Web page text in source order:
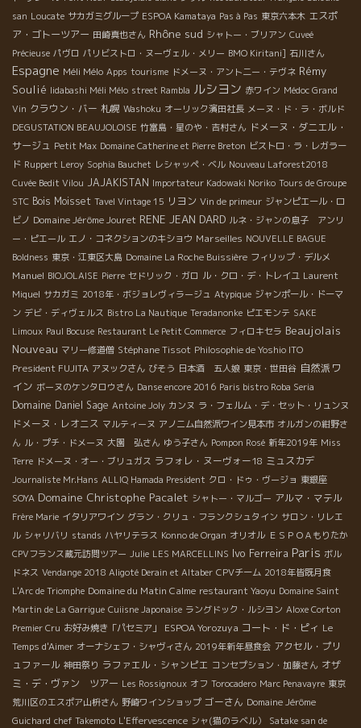
san Loucate サカガミグループ ESPOA Kamataya Pas à Pas 東京六本木 エスポ
ア・ゴトーツアー 田崎真也さん Rhône sud シャトー・ブリアン Cuveé
Précieuse パヴロ パリビストロ・ヌーヴェル・メリー BMO Kiritani] 石川さん
Espagne Méli Mélo Apps tourisme ドメーヌ・アント二ー・テヴネ Rémy
Soulié Iidabashi Méli Mélo street Rambla ルシヨン 赤ワイン Médoc Grand
Vin クラウン・バー 札幌 Washoku オーリック濱田社長 メーヌ・ド・ラ・ボルド
DEGUSTATION BEAUJOLOISE 竹富島・星のや・吉村さん ドメーヌ・ダニエル・
サージュ Petit Max Domaine Catherine et Pierre Breton ビストロ・ラ・レガラー
ド Ruppert Leroy Sophia Bauchet レシャッペ・ベル Nouveau Laforest2018
Cuvée Bedit Vilou JAJAKISTAN Importateur Kadowaki Noriko Tours de Groupe
STC Bois Moisset Tavel Vintage 15 リヨン Vin de primeur ジャンピエール・ロ
ビノ Domaine Jérôme Jouret RENE JEAN DARD ルネ・ジャンの息子 アンリ
ー・ピエール エノ・コネクションのキショウ Marseilles NOUVELLE BAGUE
Boldness 東京・江東区大島 Domaine La Roche Buissière フィリップ・デルメ
Manuel BIOJOLAISE Pierre セドリック・ガロ ル・クロ・デ・トレイユ Laurent
Miquel サカガミ 2018年・ボジョレヴィラージュ Atypique ジャンポール・ドーマ
ン デビ・ディヴェルス Bistro La Nautique Teradanonke ピエモンテ SAKE
Limoux Paul Bocuse Restaurant Le Petit Commerce フィロキセラ Beaujolais
Nouveau マリー修道僧 Stéphane Tissot Philosophie de Yoshio ITO
President FUJITA アヌックさん びそう 日本酒 五人娘 東京・世田谷 自然派ワ
イン ボーヌのケンタロウさん Danse encore 2016 Paris bistro Roba Seria
Domaine Daniel Sage Antoine Joly カンヌ ラ・フェルム・デ・セット・リュンヌ
ドメーヌ・レオニス マルティーヌ アノニム自然派ワイン見本市 オルガンの紺野さ
ん ル・プチ・ドメーヌ 大園 弘さん ゆう子さん Pompon Rosé 新年2019年 Miss
Terre ドメーヌ・オー・ブリュガス ラフォレ・ヌーヴォー18 ミュスカデ
Journaliste Mr.Hans ALLIQ Hamada President クロ・ドゥ・ヴージョ 東銀座
SOYA Domaine Christophe Pacalet シャトー・マルゴー アルマ・マテル
Frère Marie イタリアワイン グラン・クリュ・フランクシュタイン サロン・リレエ
ル シャリバリ stands ハヤリテラス Konno de Organ オリオル ＥＳＰＯＡもりたか
CPVフランス蔵元訪問ツアー Julie LES MARCELLINS Ivo Ferreira Paris ボル
ドネス Vendange 2018 Aligoté Derain et Altaber CPVチーム 2018年皆既月食
L'Arc de Triomphe Domaine du Matin Calme restaurant Yaoyu Domaine Saint
Martin de La Garrigue Cuiisne Japonaise ラングドック・ルシヨン Aloxe Corton
Premier Cru お好み焼き「パセミア」 ESPOA Yorozuya コート・ド・ピィ Le
Temps d'Aimer オーナシェフ・シャヴィさん 2019年新年昼食会 アクセル・プリ
ュファール 神田祭り ラファエル・シャンピエ コンセプション・加藤さん オザ
ミ・デ・ヴァン ツアー Les Rossignoux オフ Torocadero Marc Penavayre 東京
荒川区のエスポア山枡さん 野崎ワインショップ ゴーさん Domaine Jérôme
Guichard chef Takemoto L'Effervescence シャ(猫のラベル）
Satake san de